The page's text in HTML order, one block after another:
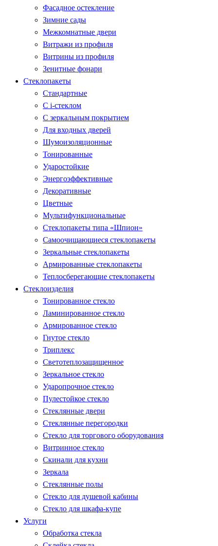
Фасадное остекление
Зимние сады
Межкомнатные двери
Витражи из профиля
Витрины из профиля
Зенитные фонари
Стеклопакеты
Стандартные
С i-стеклом
С зеркальным покрытием
Для входных дверей
Шумоизоляционные
Тонированные
Ударостойкие
Энергоэффективные
Декоративные
Цветные
Мультифункциональные
Стеклопакеты типа «Шпион»
Самоочищающиеся стеклопакеты
Зеркальные стеклопакеты
Армированные стеклопакеты
Теплосберегающие стеклопакеты
Стеклоизделия
Тонированное стекло
Ламинированное стекло
Армированное стекло
Гнутое стекло
Триплекс
Светотеплозащищенное
Зеркальное стекло
Ударопрочное стекло
Пулестойкое стекло
Стеклянные двери
Стеклянные перегородки
Стекло для торгового оборудования
Витринное стекло
Скинали для кухни
Зеркала
Стеклянные полы
Стекло для душевой кабины
Стекло для шкафа-купе
Услуги
Обработка стекла